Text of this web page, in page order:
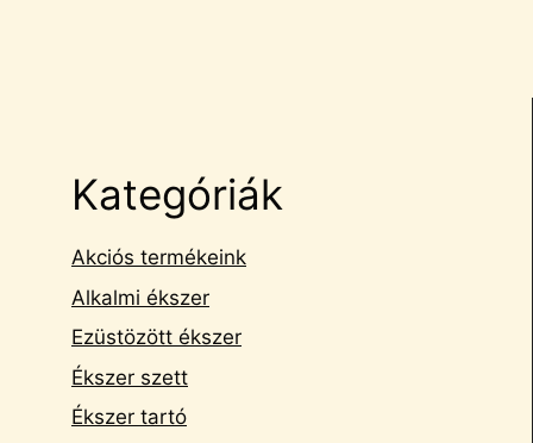
Kategóriák
Akciós termékeink
Alkalmi ékszer
Ezüstözött ékszer
Ékszer szett
Ékszer tartó